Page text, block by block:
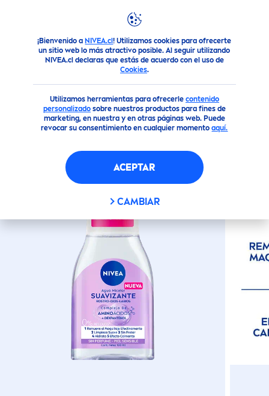
¡Bienvenido a NIVEA.cl! Utilizamos cookies para ofrecerte
un sitio web lo más atractivo posible. Al seguir utilizando
NIVEA.cl declaras que estás de acuerdo con el uso de
Cookies.
Utilizamos herramientas para ofrecerle contenido
personalizadosobre nuestros productos para fines de
marketing, en nuestra y en otras páginas web. Puede
revocar su consentimiento en cualquier momentoaquí.
ACEPTAR
CAMBIAR
Productos Facial Limpieza Agua Micelar Suavizante
(8)
AGUA MICELAR SUAVIZANTE
PARA PIEL SENSIBLE 100 ML